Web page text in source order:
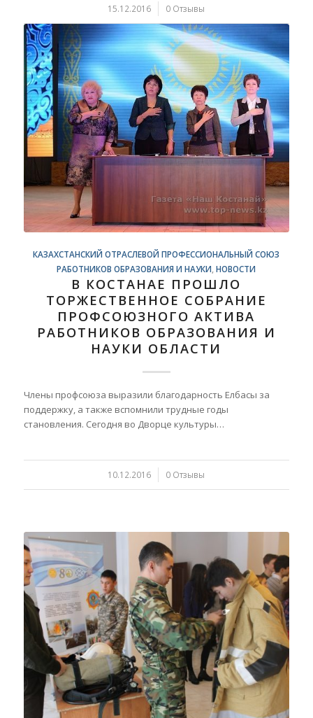
15.12.2016
/ 0 Отзывы
КАЗАХСТАНСКИЙ ОТРАСЛЕВОЙ ПРОФЕССИОНАЛЬНЫЙ СОЮЗ
РАБОТНИКОВ ОБРАЗОВАНИЯ И НАУКИ ,НОВОСТИ
В КОСТАНАЕ ПРОШЛО
ТОРЖЕСТВЕННОЕ СОБРАНИЕ
ПРОФСОЮЗНОГО АКТИВА
РАБОТНИКОВ ОБРАЗОВАНИЯ И
НАУКИ ОБЛАСТИ
Члены профсоюза выразили благодарность Елбасы за
поддержку, а также вспомнили трудные годы
становления. Сегодня во Дворце культуры…
10.12.2016
/ 0 Отзывы